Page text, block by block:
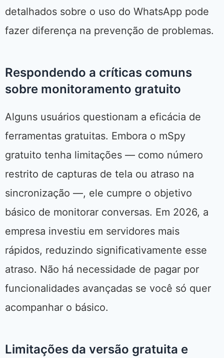
detalhados sobre o uso do WhatsApp pode
fazer diferença na prevenção de problemas.
Respondendo a críticas comuns
sobre monitoramento gratuito
Alguns usuários questionam a eficácia de
ferramentas gratuitas. Embora o mSpy
gratuito tenha limitações — como número
restrito de capturas de tela ou atraso na
sincronização —, ele cumpre o objetivo
básico de monitorar conversas. Em 2026, a
empresa investiu em servidores mais
rápidos, reduzindo significativamente esse
atraso. Não há necessidade de pagar por
funcionalidades avançadas se você só quer
acompanhar o básico.
Limitações da versão gratuita e